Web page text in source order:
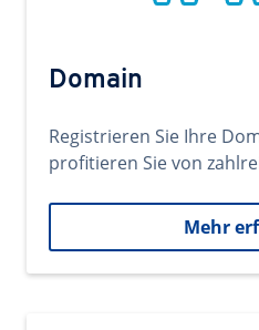
Domain
Registrieren Sie Ihre
profitieren Sie von
Mehr